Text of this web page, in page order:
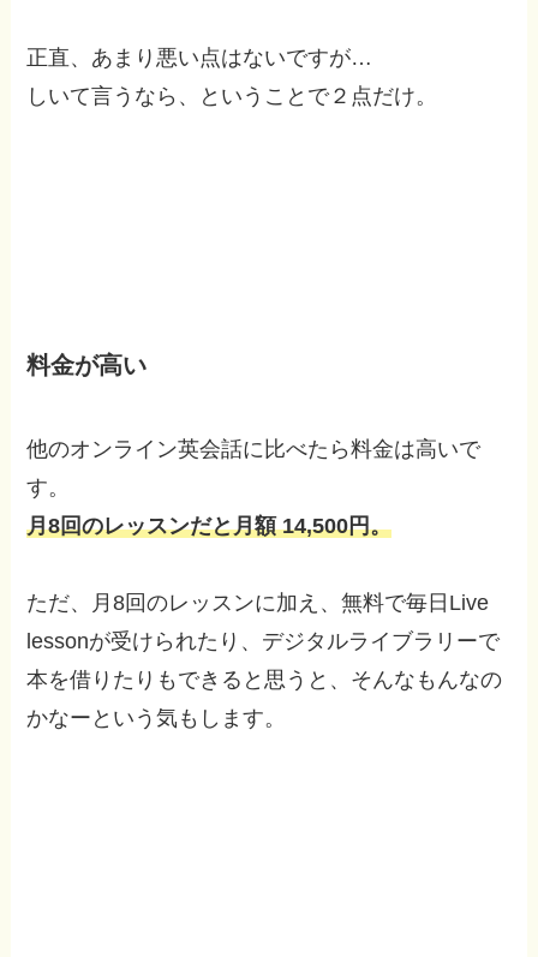
正直、あまり悪い点はないですが…
しいて言うなら、ということで２点だけ。
料金が高い
他のオンライン英会話に比べたら料金は高いで
す。
月8回のレッスンだと月額 14,500円。
ただ、月8回のレッスンに加え、無料で毎日Live
lessonが受けられたり、デジタルライブラリーで
本を借りたりもできると思うと、そんなもんなの
かなーという気もします。